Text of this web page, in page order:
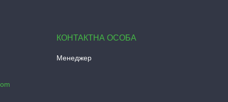
Менеджер